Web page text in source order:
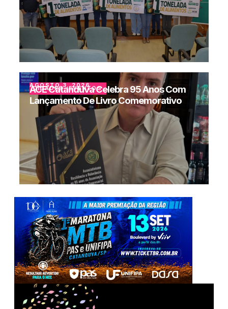
CIDADES,EVENTOS
AGOSTO 3, 2026
ACE Catanduva Celebra 95 Anos Com
Lançamento De Livro Comemorativo